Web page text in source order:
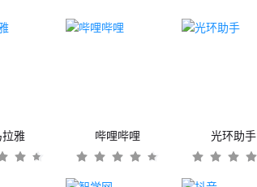
雅 哔哩哔哩 光环助手